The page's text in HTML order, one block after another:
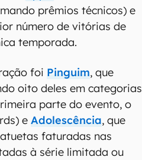
prêmios técnicos) e
número de vitórias de
temporada.
foi Pinguim, que
oito deles em categorias
parte do evento, o
eAdolescência, que
faturadas nas
à série limitada ou